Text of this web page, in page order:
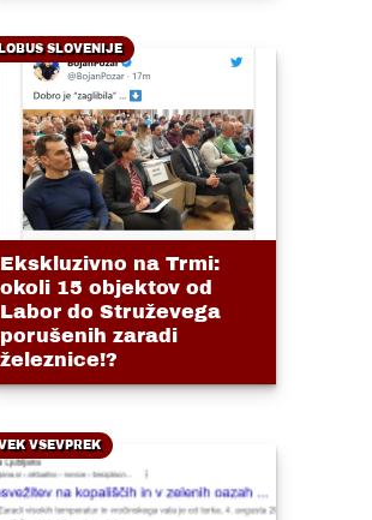
SLOVENIJE
Ekskluzivno na Trmi:
okoli 15 objektov od
Labor do Struževega
porušenih zaradi
železnice!?
VSEVPREK